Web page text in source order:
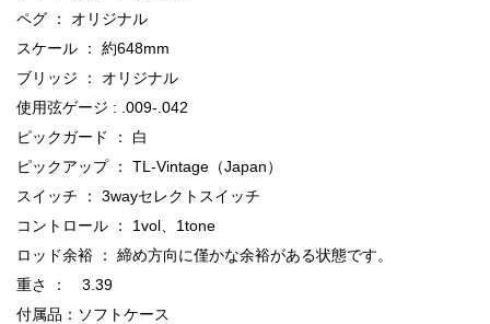
ペグ ： オリジナル
スケール ： 約648mm
ブリッジ ： オリジナル
使用弦ゲージ : .009-.042
ピックガード ： 白
ピックアップ ： TL-Vintage（Japan）
スイッチ ： 3wayセレクトスイッチ
コントロール ： 1vol、1tone
ロッド余裕 ： 締め方向に僅かな余裕がある状態です。
重さ ： 3.39
付属品：ソフトケース